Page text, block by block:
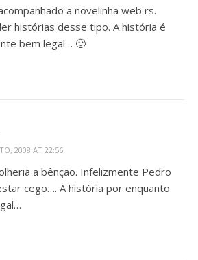
a novelinha web rs.
histórias desse tipo. A história é
bem legal… 🙂
2008 AT 22:56
a bênção. Infelizmente Pedro
cego…. A história por enquanto